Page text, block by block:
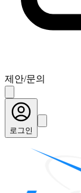
제안/문의
로그인